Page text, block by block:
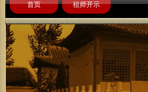
首页 祖师开示